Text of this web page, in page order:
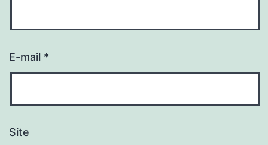
E-mail *
Site